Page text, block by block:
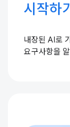
시작하기
내장된 AI로
요구사항을